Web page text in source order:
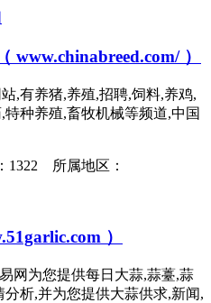
www.chinabreed.com/ ）
,有养猪,养殖,招聘,饲料,养鸡,
种养殖,畜牧机械等频道,中国
1322 所属地区：
）
网为您提供每日大蒜,蒜薹,蒜
析,并为您提供大蒜供求,新闻,